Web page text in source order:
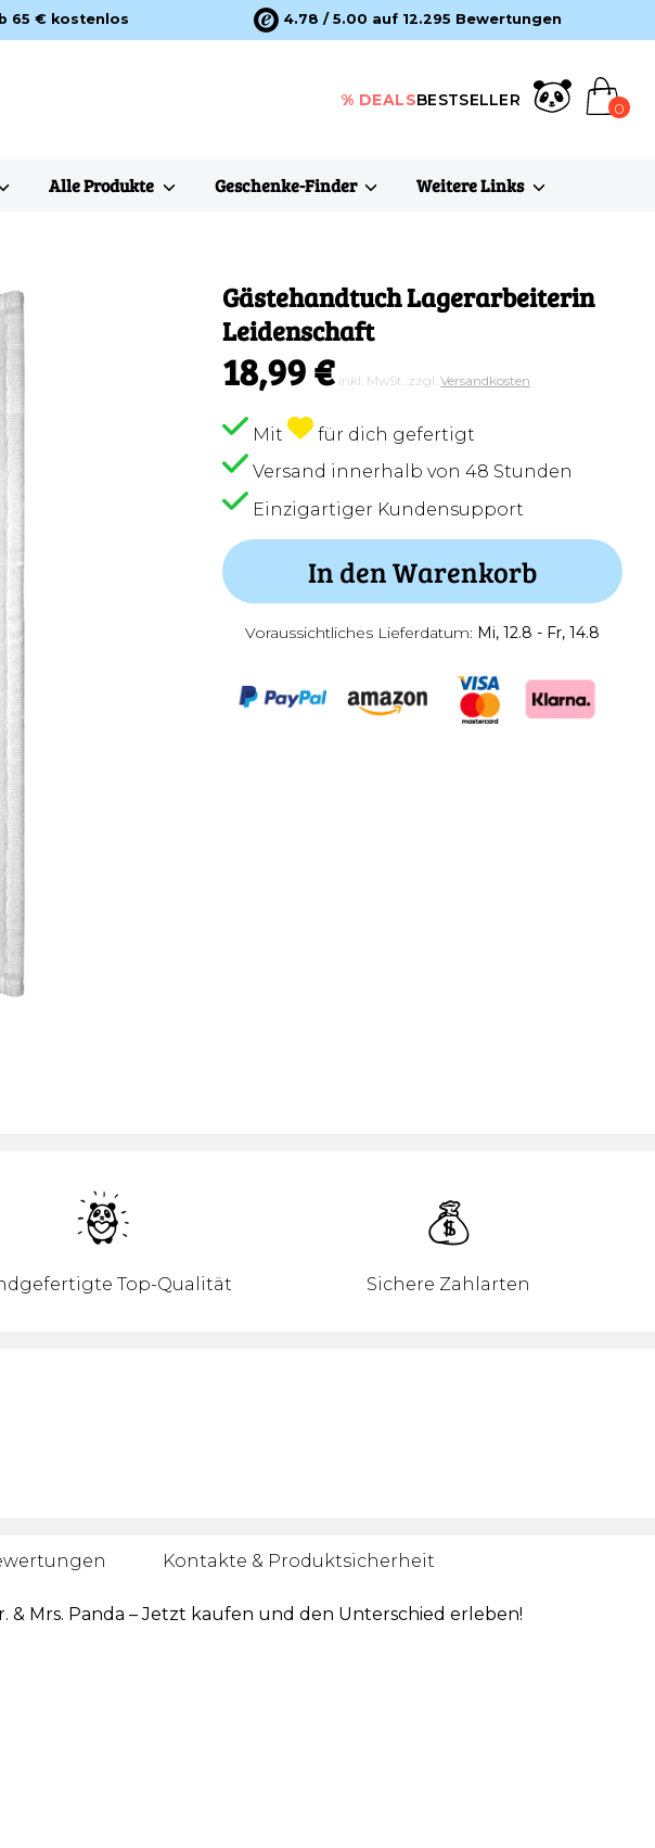
65 € kostenlos 4.78 / 5.00 auf 12.295 Bewertungen
% DEALSBESTSELLER 0
Alle Produkte Geschenke-Finder Weitere Links
Gästehandtuch Lagerarbeiterin
Leidenschaft
18,99 € inkl. MwSt. zzgl.Versandkosten
Mit
für dich gefertigt
Versand innerhalb von 48 Stunden
Einzigartiger Kundensupport
In den Warenkorb
Voraussichtliches Lieferdatum: Mi, 12.8 - Fr, 14.8
Top-Qualität Sichere Zahlarten
Kontakte & Produktsicherheit
Mrs. Panda – Jetzt kaufen und den Unterschied erleben!